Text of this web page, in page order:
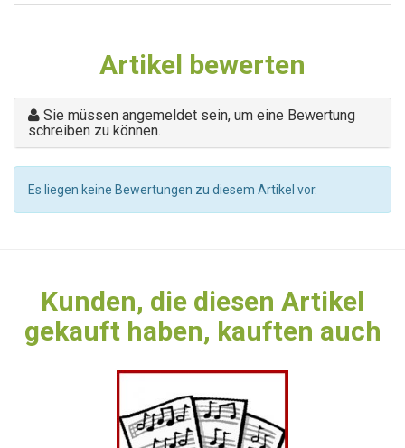
Artikel bewerten
Sie müssen angemeldet sein, um eine Bewertung
schreiben zu können.
Es liegen keine Bewertungen zu diesem Artikel vor.
Kunden, die diesen Artikel
gekauft haben, kauften auch